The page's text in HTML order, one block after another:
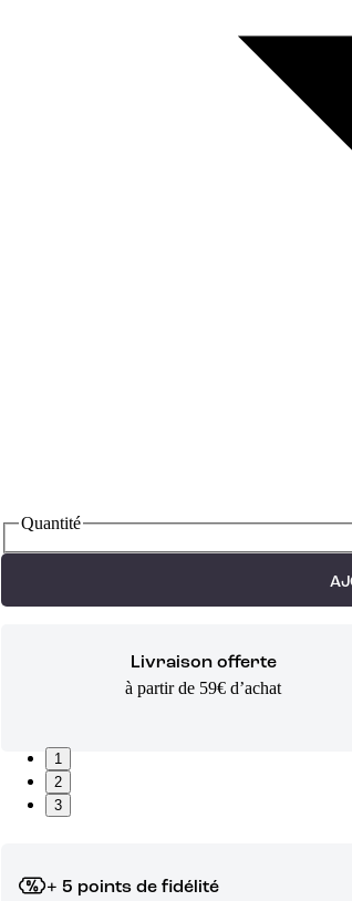
Quantité
Livraison offerte
à partir de 59€ d’achat
1
2
3
+ 5 points de fidélité